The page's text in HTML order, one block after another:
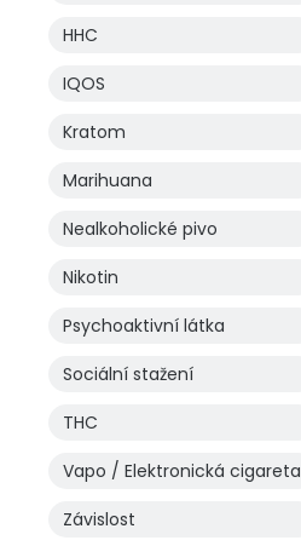
HHC
IQOS
Kratom
Marihuana
Nealkoholické pivo
Nikotin
Psychoaktivní látka
Sociální stažení
THC
Vapo / Elektronická cigareta
Závislost